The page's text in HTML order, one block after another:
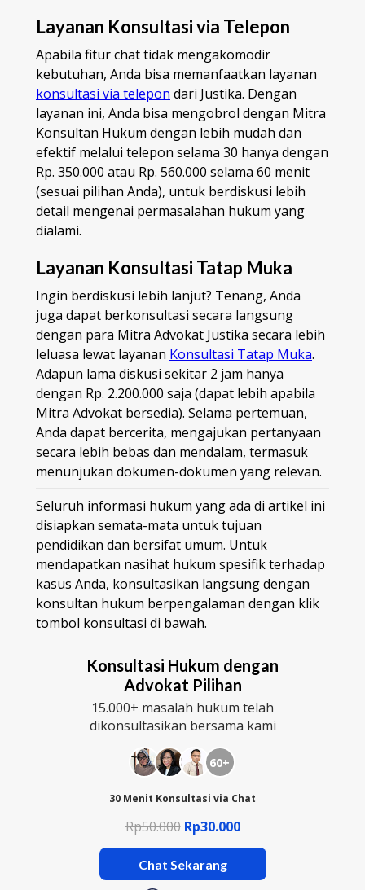
Layanan Konsultasi via Telepon
Apabila fitur chat tidak mengakomodir
kebutuhan, Anda bisa memanfaatkan layanan
konsultasi via telepon dari Justika. Dengan
layanan ini, Anda bisa mengobrol dengan Mitra
Konsultan Hukum dengan lebih mudah dan
efektif melalui telepon selama 30 hanya dengan
Rp. 350.000 atau Rp. 560.000 selama 60 menit
(sesuai pilihan Anda), untuk berdiskusi lebih
detail mengenai permasalahan hukum yang
dialami.
Layanan Konsultasi Tatap Muka
Ingin berdiskusi lebih lanjut? Tenang, Anda
juga dapat berkonsultasi secara langsung
dengan para Mitra Advokat Justika secara lebih
leluasa lewat layanan Konsultasi Tatap Muka.
Adapun lama diskusi sekitar 2 jam hanya
dengan Rp. 2.200.000 saja (dapat lebih apabila
Mitra Advokat bersedia). Selama pertemuan,
Anda dapat bercerita, mengajukan pertanyaan
secara lebih bebas dan mendalam, termasuk
menunjukan dokumen-dokumen yang relevan.
Seluruh informasi hukum yang ada di artikel ini
disiapkan semata-mata untuk tujuan
pendidikan dan bersifat umum. Untuk
mendapatkan nasihat hukum spesifik terhadap
kasus Anda, konsultasikan langsung dengan
konsultan hukum berpengalaman dengan klik
tombol konsultasi di bawah.
Konsultasi Hukum dengan
Advokat Pilihan
15.000+ masalah hukum telah
dikonsultasikan bersama kami
60+
30 Menit Konsultasi via Chat
Rp50.000 Rp30.000
Chat Sekarang